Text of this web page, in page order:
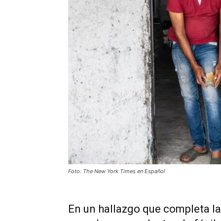
Foto: The New York Times en Español
En un hallazgo que completa